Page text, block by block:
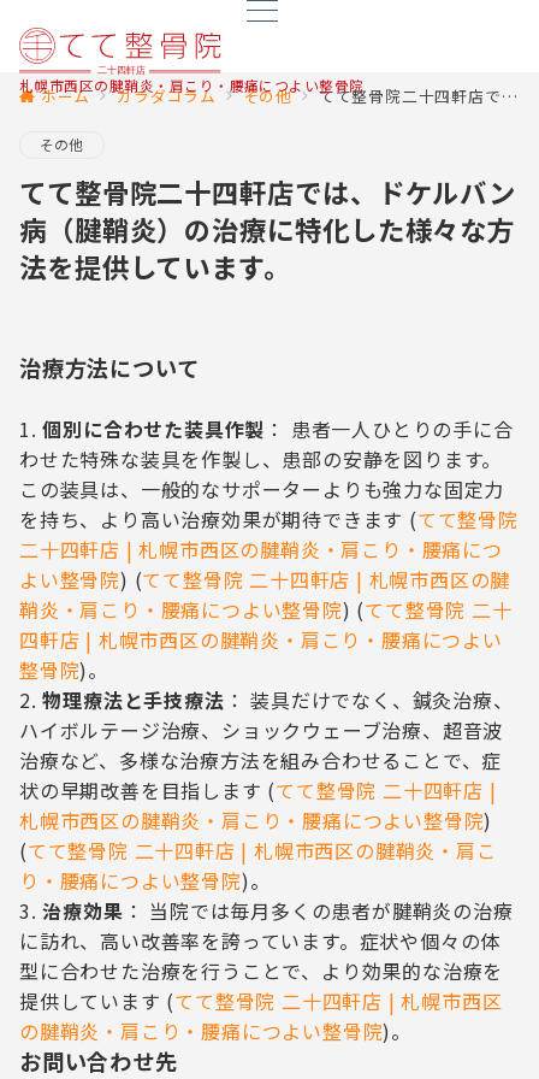
札幌市西区の腱鞘炎・肩こり・腰痛につよい整骨院
ホーム カラダコラム その他 てて整骨院二十四軒店では、ドケルバン病（腱鞘炎）の治療に特化した様々な方法を提供しています。
その他
てて整骨院二十四軒店では、ドケルバン
病（腱鞘炎）の治療に特化した様々な方
法を提供しています。
治療方法について
個別に合わせた装具作製 ： 患者一人ひとりの手に合
わせた特殊な装具を作製し、患部の安静を図ります。
この装具は、一般的なサポーターよりも強力な固定力
を持ち、より高い治療効果が期待できます​ (てて整骨院
二十四軒店 | 札幌市西区の腱鞘炎・肩こり・腰痛につ
よい整骨院) (てて整骨院 二十四軒店 | 札幌市西区の腱
鞘炎・肩こり・腰痛につよい整骨院) (てて整骨院 二十
四軒店 | 札幌市西区の腱鞘炎・肩こり・腰痛につよい
整骨院)​。
物理療法と手技療法 ： 装具だけでなく、鍼灸治療、
ハイボルテージ治療、ショックウェーブ治療、超音波
治療など、多様な治療方法を組み合わせることで、症
状の早期改善を目指します​ (てて整骨院 二十四軒店 |
札幌市西区の腱鞘炎・肩こり・腰痛につよい整骨院)
(てて整骨院 二十四軒店 | 札幌市西区の腱鞘炎・肩こ
り・腰痛につよい整骨院)​。
治療効果 ： 当院では毎月多くの患者が腱鞘炎の治療
に訪れ、高い改善率を誇っています。症状や個々の体
型に合わせた治療を行うことで、より効果的な治療を
提供しています​ (てて整骨院 二十四軒店 | 札幌市西区
の腱鞘炎・肩こり・腰痛につよい整骨院)​。
お問い合わせ先